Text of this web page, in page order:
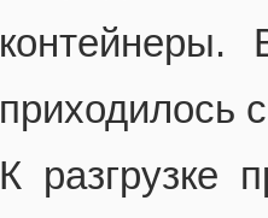
контейнеры.
приходилось
К разгрузке